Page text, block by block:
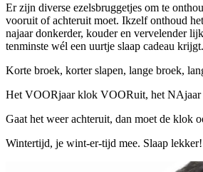
Er zijn diverse ezelsbruggetjes om te
vooruit of achteruit moet. Ikzelf onthoud
najaar donkerder, kouder en vervelender
tenminste wél een uurtje slaap cadeau
Korte broek, korter slapen, lange broek,
Het VOORjaar klok VOORuit, het NAjaar
Gaat het weer achteruit, dan moet de klok
Wintertijd, je wint-er-tijd mee. Slaap lekker!